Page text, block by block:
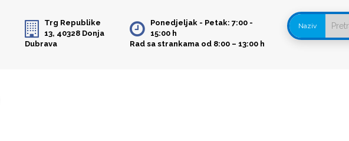
Trg Republike
13, 40328 Donja
Dubrava
Ponedjeljak - Petak: 7:00 -
15:00 h
Rad sa strankama od 8:00 – 13:00 h
Naziv